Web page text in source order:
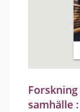
samhälle